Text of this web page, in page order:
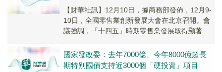
【財華社訊】12月10日，據商務部發佈，12月9-
10日，全國零售業創新發展大會在北京召開。會
議強調，「十四五」時期零售業發展取得顯著成
内...
國家發改委：去年7000億、今年8000億超長
期特别國債支持近3000個「硬投資」項目